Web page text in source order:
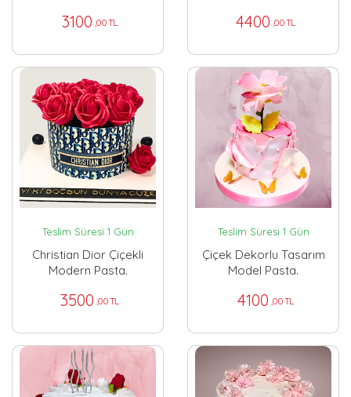
3100 ,00 TL 4400 ,00 TL
Teslim Süresi 1 Gün
Christian Dior Çiçekli
Modern Pasta.
3500 ,00 TL
Teslim Süresi 1 Gün
Çiçek Dekorlu Tasarım
Model Pasta.
4100 ,00 TL